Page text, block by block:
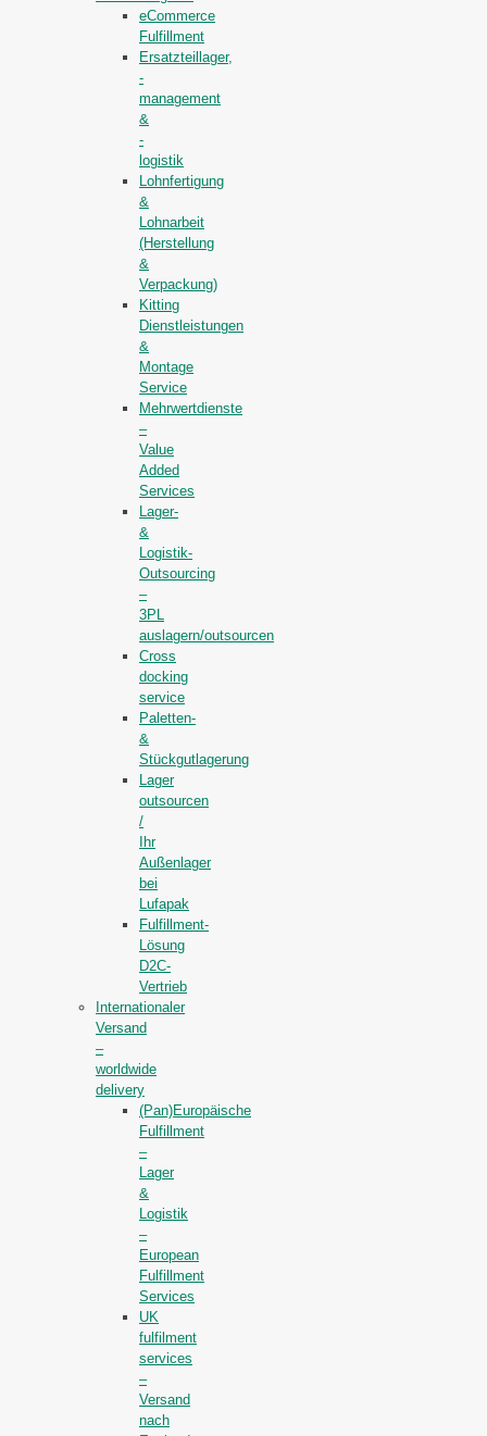
eCommerce
Fulfillment
Ersatzteillager,
-
management
&
-
logistik
Lohnfertigung
&
Lohnarbeit
(Herstellung
&
Verpackung)
Kitting
Dienstleistungen
&
Montage
Service
Mehrwertdienste
–
Value
Added
Services
Lager-
&
Logistik-
Outsourcing
–
3PL
auslagern/outsourcen
Cross
docking
service
Paletten-
&
Stückgutlagerung
Lager
outsourcen
/
Ihr
Außenlager
bei
Lufapak
Fulfillment-
Lösung
D2C-
Vertrieb
Internationaler
Versand
–
worldwide
delivery
(Pan)Europäische
Fulfillment
–
Lager
&
Logistik
–
European
Fulfillment
Services
UK
fulfilment
services
–
Versand
nach